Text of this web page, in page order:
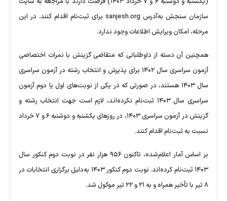
سازمان سنجش به‌آدرس sanjesh.org برای ثبت‌نام اقدام کنند. در این
مرحله، امکان ویرایش اطلاعات وجود ندارد.
همچنین آن دسته از داوطلبانی که متقاضی گزینش با نمرات اختصاصی
آزمون سراسری سال ۱۴۰۲ برای پذیرش و انتخاب رشته در آزمون سراسری
سال ۱۴۰۳ هستند، در صورتی که در یکی از نوبت‌های اول یا دوم آزمون
سراسری سال ۱۴۰۳ ثبت‌نام نکرده‌اند، لازم است جهت انتخاب ‌رشته و
گزینش در آزمون سراسری ۱۴۰۳، در روزهای یکشنبه و دوشنبه ۶ و ۷ خرداد
نسبت به ثبت‌نام اقدام کنند.
بر اساس آمار اعلام‌شده، تاکنون ۹۵۶ هزار نفر در نوبت دوم کنکور سال
۱۴۰۳ ثبت‌نام کرده‌اند. نوبت دوم کنکور ۱۴۰۳ به‌دلیل برگزاری انتخابات در
۸ تیر با تأخیر همراه و به ۲۱ و ۲۲ تیر موکول شد.